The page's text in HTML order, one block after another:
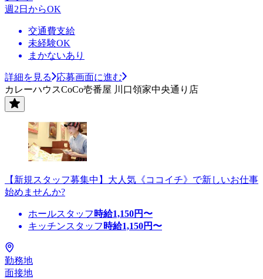
週2日からOK
交通費支給
未経験OK
まかないあり
詳細を見る
応募画面に進む
カレーハウスCoCo壱番屋 川口領家中央通り店
【新規スタッフ募集中】大人気《ココイチ》で新しいお仕事
始めませんか?
ホールスタッフ 時給1,150円〜
キッチンスタッフ 時給1,150円〜
勤務地
面接地